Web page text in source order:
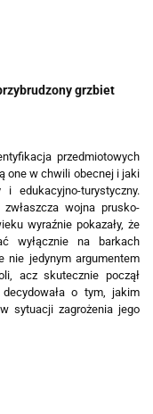
grzbiet
przedmiotowych
one w chwili obecnej i jaki
edukacyjno-turystyczny.
wojna prusko-
wyraźnie pokazały, że
wyłącznie na barkach
nie jedynym argumentem
acz skutecznie począł
o tym, jakim
sytuacji zagrożenia jego